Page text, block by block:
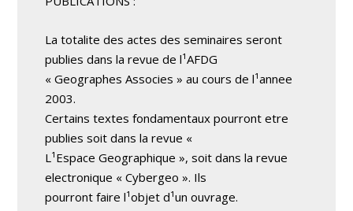
La totalite des actes des seminaires seront
publies dans la revue de l¹AFDG
« Geographes Associes » au cours de l¹annee
2003.
Certains textes fondamentaux pourront etre
publies soit dans la revue «
L¹Espace Geographique », soit dans la revue
electronique « Cybergeo ». Ils
pourront faire l¹objet d¹un ouvrage.